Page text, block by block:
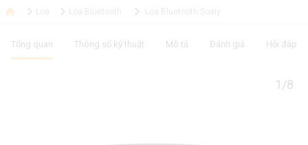
Tổng quan Thông số kỹ thuật Mô tả Đánh giá Hỏi đáp
1/8